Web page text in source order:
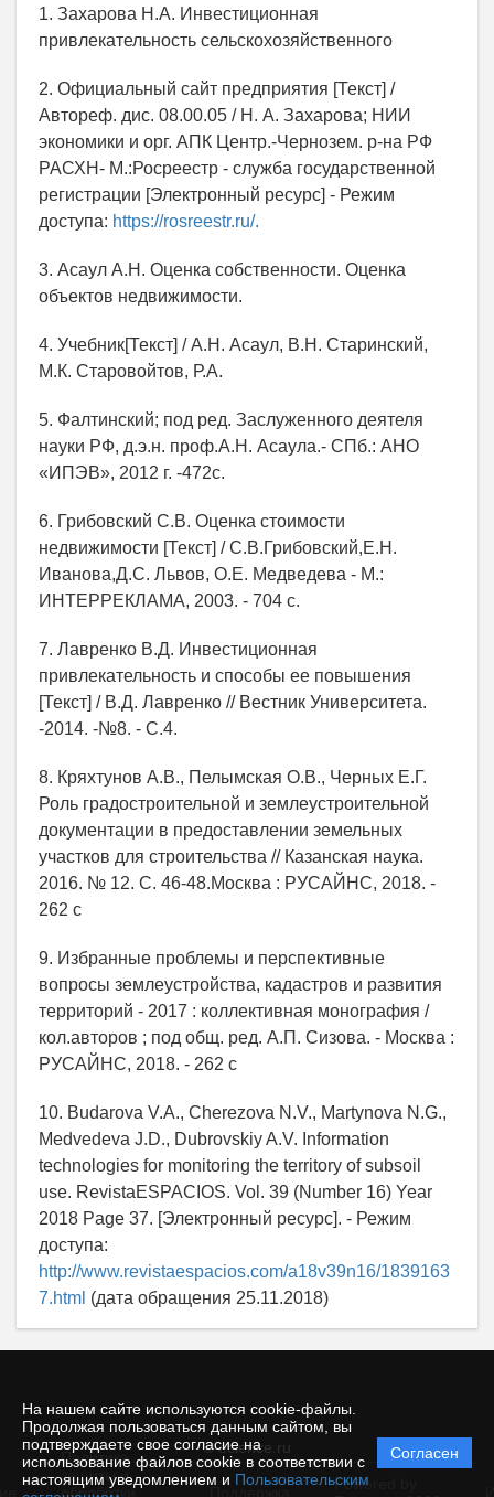
На нашем сайте используются cookie-файлы.
Продолжая пользоваться данным сайтом, вы
подтверждаете свое согласие на
использование файлов cookie в соответствии с
настоящим уведомлением и Пользовательским
Согласен
1. Захарова Н.А. Инвестиционная
привлекательность сельскохозяйственного
2. Официальный сайт предприятия [Текст] /
Автореф. дис. 08.00.05 / Н. А. Захарова; НИИ
экономики и орг. АПК Центр.-Чернозем. р-на РФ
РАСХН- М.:Росреестр - служба государственной
регистрации [Электронный ресурс] - Режим
доступа: https://rosreestr.ru/.
3. Асаул А.Н. Оценка собственности. Оценка
объектов недвижимости.
4. Учебник[Текст] / А.Н. Асаул, В.Н. Старинский,
М.К. Старовойтов, Р.А.
5. Фалтинский; под ред. Заслуженного деятеля
науки РФ, д.э.н. проф.А.Н. Асаула.- СПб.: АНО
«ИПЭВ», 2012 г. -472с.
6. Грибовский С.В. Оценка стоимости
недвижимости [Текст] / С.В.Грибовский,Е.Н.
Иванова,Д.С. Львов, О.Е. Медведева - М.:
ИНТЕРРЕКЛАМА, 2003. - 704 с.
7. Лавренко В.Д. Инвестиционная
привлекательность и способы ее повышения
[Текст] / В.Д. Лавренко // Вестник Университета.
-2014. -№8. - С.4.
8. Кряхтунов А.В., Пелымская О.В., Черных Е.Г.
Роль градостроительной и землеустроительной
документации в предоставлении земельных
участков для строительства // Казанская наука.
2016. № 12. С. 46-48.Москва : РУСАЙНС, 2018. -
262 с
9. Избранные проблемы и перспективные
вопросы землеустройства, кадастров и развития
территорий - 2017 : коллективная монография /
кол.авторов ; под общ. ред. А.П. Сизова. - Москва :
РУСАЙНС, 2018. - 262 с
10. Budarova V.A., Cherezova N.V., Martynova N.G.,
Medvedeva J.D., Dubrovskiy A.V. Information
technologies for monitoring the territory of subsoil
use. RevistaESPACIOS. Vol. 39 (Number 16) Year
2018 Page 37. [Электронный ресурс]. - Режим
доступа:
http://www.revistaespacios.com/a18v39n16/1839163
7.html (дата обращения 25.11.2018)
© ecience.ru
Политика
защиты и
обработки
Powered by